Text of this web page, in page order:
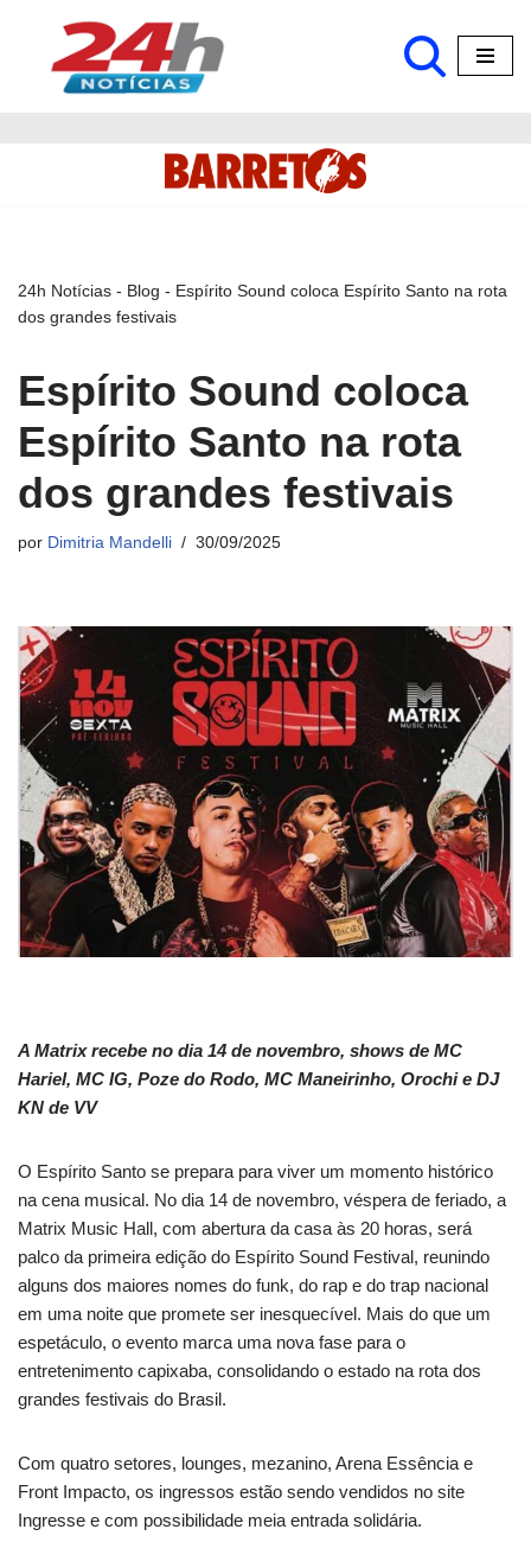
Pular
24h Notícias - Blog - Espírito Sound coloca Espírito Santo na rota
dos grandes festivais
Espírito Sound coloca
Espírito Santo na rota
dos grandes festivais
por Dimitria Mandelli 30/09/2025
A Matrix recebe no dia 14 de novembro, shows de MC
Hariel, MC IG, Poze do Rodo, MC Maneirinho, Orochi e DJ
KN de VV
O Espírito Santo se prepara para viver um momento histórico
na cena musical. No dia 14 de novembro, véspera de feriado, a
Matrix Music Hall, com abertura da casa às 20 horas, será
palco da primeira edição do Espírito Sound Festival, reunindo
alguns dos maiores nomes do funk, do rap e do trap nacional
em uma noite que promete ser inesquecível. Mais do que um
espetáculo, o evento marca uma nova fase para o
entretenimento capixaba, consolidando o estado na rota dos
grandes festivais do Brasil.
Com quatro setores, lounges, mezanino, Arena Essência e
Front Impacto, os ingressos estão sendo vendidos no site
Ingresse e com possibilidade meia entrada solidária.